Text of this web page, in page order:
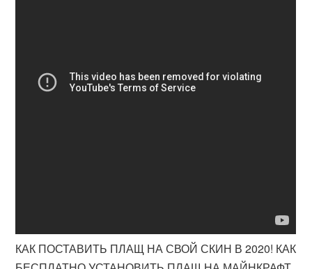
КАК ПОСТАВИТЬ ПЛАЩ НА СВОЙ СКИН В 2020! КАК